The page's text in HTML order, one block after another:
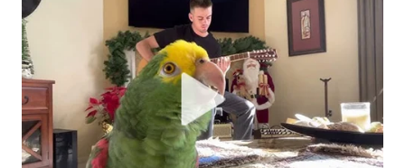
WN
LIKUPANG
WN
LABUANBAJO